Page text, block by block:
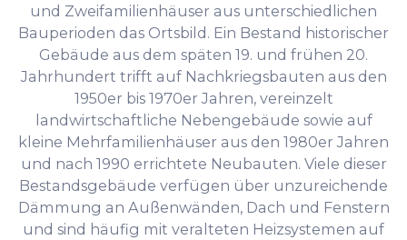
und Zweifamilienhäuser aus unterschiedlichen
Bauperioden das Ortsbild. Ein Bestand historischer
Gebäude aus dem späten 19. und frühen 20.
Jahrhundert trifft auf Nachkriegsbauten aus den
1950er bis 1970er Jahren, vereinzelt
landwirtschaftliche Nebengebäude sowie auf
kleine Mehrfamilienhäuser aus den 1980er Jahren
und nach 1990 errichtete Neubauten. Viele dieser
Bestandsgebäude verfügen über unzureichende
Dämmung an Außenwänden, Dach und Fenstern
und sind häufig mit veralteten Heizsystemen auf